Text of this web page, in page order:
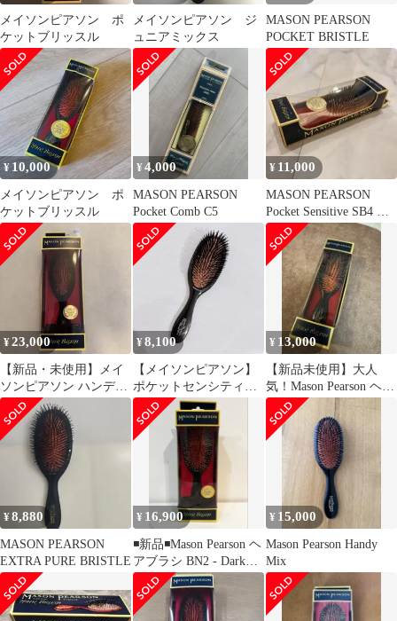
メイソンピアソン ポ
ケットブリッスル
メイソンピアソン ジ
ュニアミックス
MASON PEARSON
POCKET BRISTLE
¥ 10,000
メイソンピアソン ポ
ケットブリッスル
¥4,000
MASON PEARSON
Pocket Comb C5
¥ 11,000
MASON PEARSON
Pocket Sensitive SB4 ピ
ンク
¥23,000
【新品・未使用】メイ
ソンピアソン ハンディ
ブリッスル
¥8,100
【メイソンピアソン】
ポケットセンシティブ
ブリッスル
¥ 13,000
【新品未使用】大人
気！Mason Pearson ヘア
ブラシ
¥8,880
MASON PEARSON
EXTRA PURE BRISTLE
¥ 16,900
◾️新品◾️Mason Pearson ヘ
アブラシ BN2 - Dark
Nylon
¥ 15,000
Mason Pearson Handy
Mix